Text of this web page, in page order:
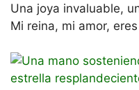
Una joya invaluable,
Mi reina, mi amor,